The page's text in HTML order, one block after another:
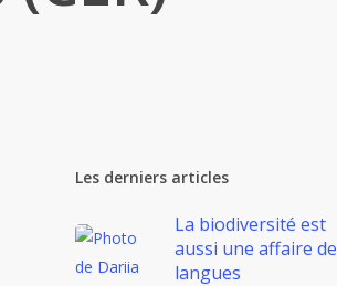
Les derniers articles
La biodiversité est
aussi une affaire de
langues